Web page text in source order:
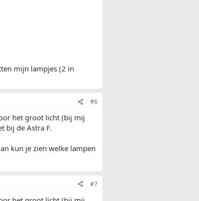
mijn lampjes (2 in
#6
het groot licht (bij mij
bij de Astra F.
kun je zien welke lampen
#7